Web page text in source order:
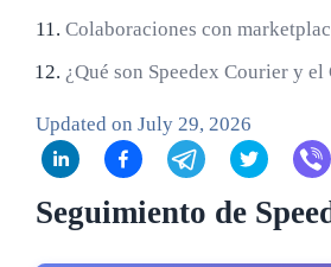
Colaboraciones con
¿Qué son Speedex Courier y el
Updated on July 29, 2026
Seguimiento de